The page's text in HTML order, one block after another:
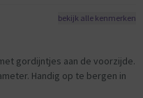
bekijk alle kenmerken
gordijntjes aan de voorzijde.
Handig op te bergen in